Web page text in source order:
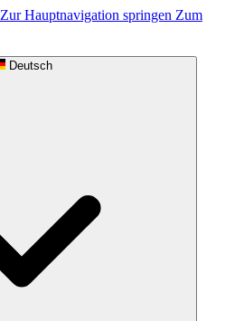
Zur Hauptnavigation springen Zum
Deutsch